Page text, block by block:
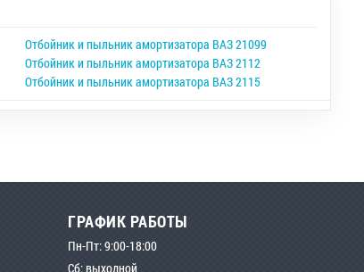
Отбойник и пыльник амортизатора ВАЗ 21099
Отбойник и пыльник амортизатора ВАЗ 2112
Отбойник и пыльник амортизатора ВАЗ 2115
ГРАФИК РАБОТЫ
Пн-Пт: 9:00-18:00
Сб: выходной